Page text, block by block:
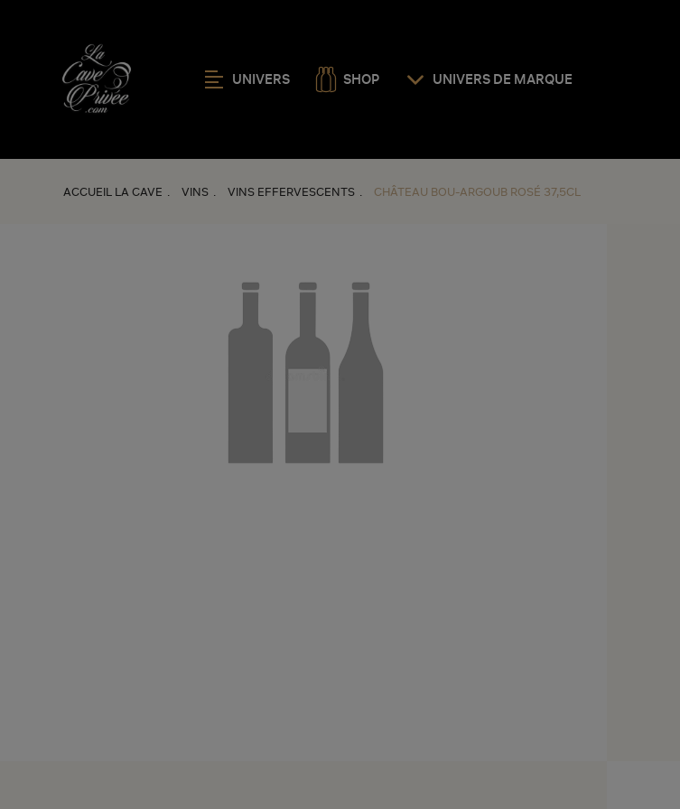
UNIVERS SHOP UNIVERS DE MARQUE
ACCUEIL LA CAVE VINS VINS EFFERVESCENTS CHÂTEAU BOU-ARGOUB ROSÉ 37,5CL